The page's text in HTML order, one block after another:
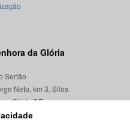
da Glória
Sertão
Neto, km 3, Silos
Glória/SE
000